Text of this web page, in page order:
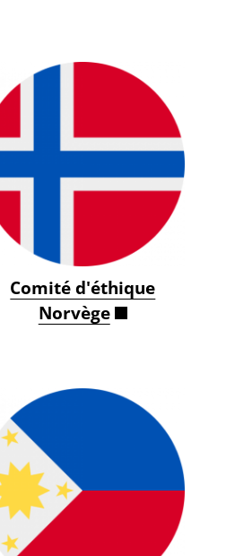
Comité d'éthique
Norvège